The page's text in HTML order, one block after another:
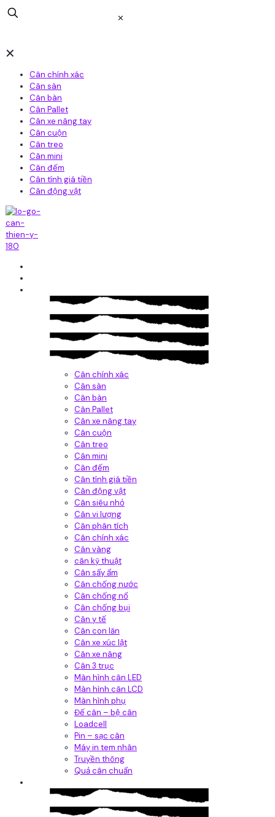
✕
✕
Cân chính xác
Cân sàn
Cân bàn
Cân Pallet
Cân xe nâng tay
Cân cuộn
Cân treo
Cân mini
Cân đếm
Cân tính giá tiền
Cân động vật
Cân chính xác
Cân sàn
Cân bàn
Cân Pallet
Cân xe nâng tay
Cân cuộn
Cân treo
Cân mini
Cân đếm
Cân tính giá tiền
Cân động vật
Cân siêu nhỏ
Cân vi lượng
Cân phân tích
Cân chính xác
Cân vàng
cân kỹ thuật
Cân sấy ẩm
Cân chống nước
Cân chống nổ
Cân chống bụi
Cân y tế
Cân con lăn
Cân xe xúc lật
Cân xe nâng
Cân 3 trục
Màn hình cân LED
Màn hình cân LCD
Màn hình phụ
Đế cân – bệ cân
Loadcell
Pin – sạc cân
Máy in tem nhãn
Truyền thông
Quả cân chuẩn